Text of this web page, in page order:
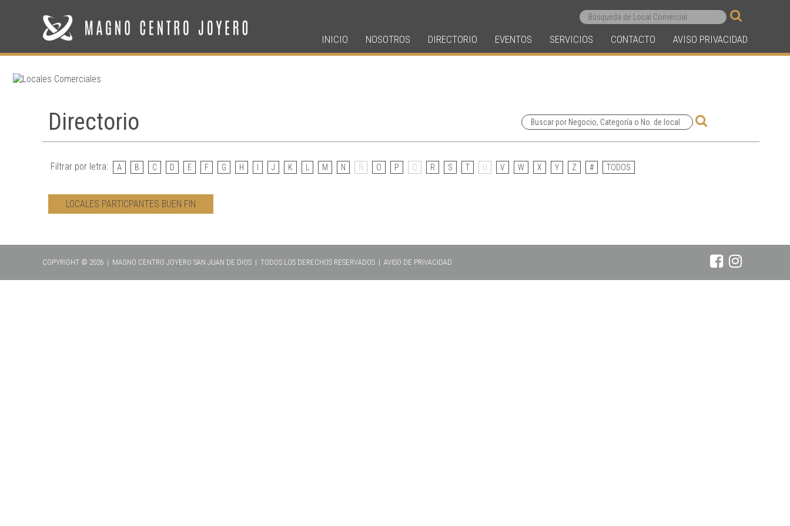
AVISO PRIVACIDAD
CONTACTO
SERVICIOS
EVENTOS
DIRECTORIO
NOSOTROS
INICIO
Directorio
Filtrar por letra: A B C D E F G H J K M N Ñ O P Q R S T V W X Y Z # TODOS
LOCALES PARTICPANTES BUEN FIN
COPYRIGHT © 2026 | MAGNO CENTRO JOYERO SAN JUAN DE DIOS | TODOS LOS DERECHOS RESERVADOS | AVISO DE PRIVACIDAD